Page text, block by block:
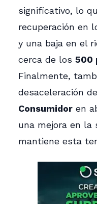
significativo, lo
recuperación en
y una baja en el
cerca de los 500
Finalmente,
desaceleración
Consumidor en
una mejora en la
mantiene esta